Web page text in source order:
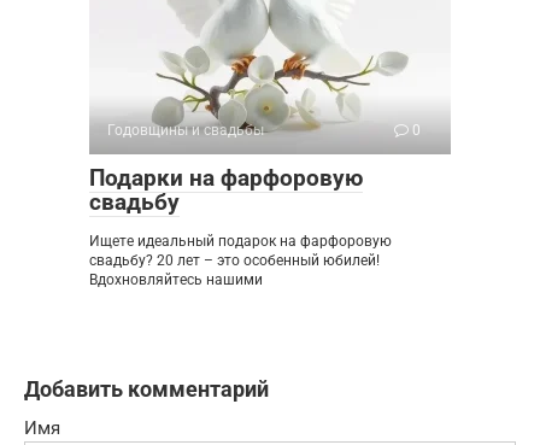
Годовщины и свадьбы 0
Подарки на фарфоровую
свадьбу
Ищете идеальный подарок на фарфоровую
свадьбу? 20 лет – это особенный юбилей!
Вдохновляйтесь нашими
Добавить комментарий
Имя